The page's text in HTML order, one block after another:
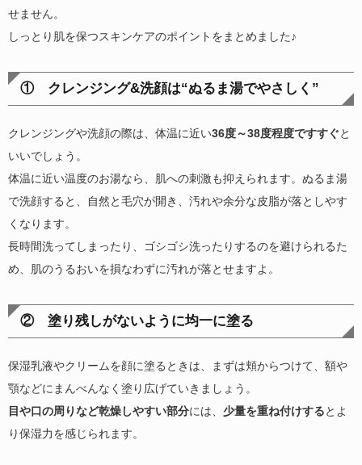
せません。
しっとり肌を保つスキンケアのポイントをまとめました♪
① クレンジング&洗顔は“ぬるま湯でやさしく”
クレンジングや洗顔の際は、体温に近い36度～38度程度ですすぐと
いいでしょう。
体温に近い温度のお湯なら、肌への刺激も抑えられます。ぬるま湯
で洗顔すると、自然と毛穴が開き、汚れや余分な皮脂が落としやす
くなります。
長時間洗ってしまったり、ゴシゴシ洗ったりするのを避けられるた
め、肌のうるおいを損なわずに汚れが落とせますよ。
② 塗り残しがないように均一に塗る
保湿乳液やクリームを顔に塗るときは、まずは頬からつけて、額や
顎などにまんべんなく塗り広げていきましょう。
目や口の周りなど乾燥しやすい部分には、 少量を重ね付けするとよ
り保湿力を感じられます。